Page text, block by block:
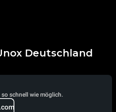
Deutschland
schnell wie möglich.